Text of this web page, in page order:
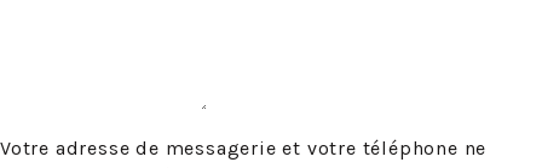
Votre adresse de messagerie et votre téléphone ne